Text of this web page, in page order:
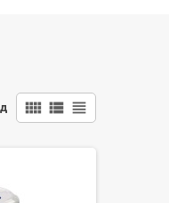
view_comfy view_list view_headline